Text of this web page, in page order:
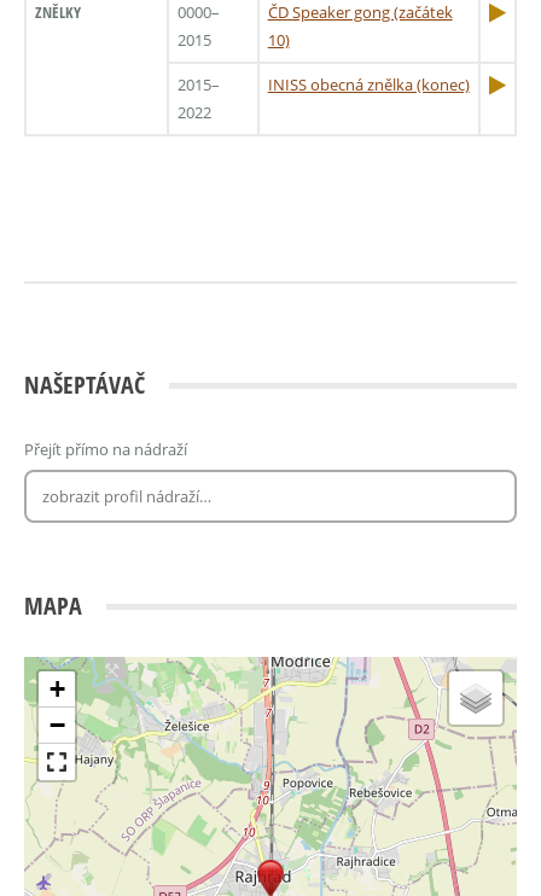
ZNĚLKY
0000–
2015
ČD Speaker gong (začátek
10)
2015–
2022
INISS obecná znělka (konec)
NAŠEPTÁVAČ
Přejít přímo na nádraží
MAPA
+
−